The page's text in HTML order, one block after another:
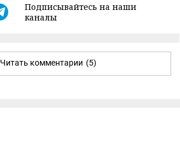
Подписывайтесь на наши
каналы
Читать комментарии (5)